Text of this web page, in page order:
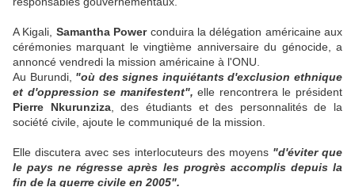
A Kigali, Samantha Powerconduira la délégation américaine aux
cérémonies marquant le vingtième anniversaire du génocide, a
annoncé vendredi la mission américaine à l'ONU.
Au Burundi, "où des signes inquiétants d'exclusion ethnique
et d'oppression se manifestent", elle rencontrera le président
Pierre Nkurunziza, des étudiants et des personnalités de la
société civile, ajoute le communiqué de la mission.
Elle discutera avec ses interlocuteurs des moyens "d'éviter que
le pays ne régresse après les progrès accomplis depuis la
fin de la guerre civile en 2005".